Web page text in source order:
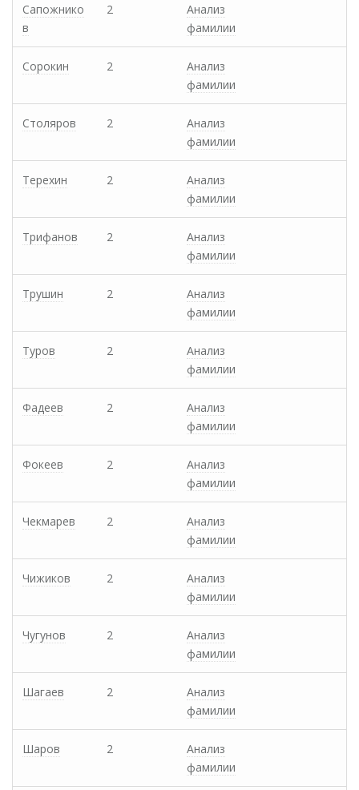
Сапожнико
в
2
Анализ
фамилии
Сорокин 2
Анализ
фамилии
Столяров 2
Анализ
фамилии
Терехин 2
Анализ
фамилии
Трифанов 2
Анализ
фамилии
Трушин 2
Анализ
фамилии
Туров 2
Анализ
фамилии
Фадеев 2
Анализ
фамилии
Фокеев 2
Анализ
фамилии
Чекмарев 2
Анализ
фамилии
Чижиков 2
Анализ
фамилии
Чугунов 2
Анализ
фамилии
Шагаев 2
Анализ
фамилии
Шаров 2
Анализ
фамилии